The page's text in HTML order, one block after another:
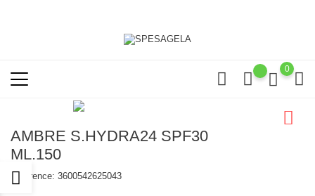
0
AMBRE S.HYDRA24 SPF30
ML.150
Reference: 3600542625043